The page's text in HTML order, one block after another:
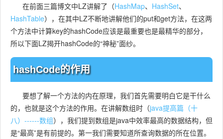
在前面三篇博文中LZ讲解了（HashMap、 HashSet、
HashTable），在其中LZ不断地讲解他们的put和get方法，在这两
个方法中计算key的hashCode应该是最重要也是最精华的部分，
所以下面LZ揭开hashCode的“神秘”面纱。
hashCode的作用
要想了解一个方法的内在原理，我们首先需要明白它是干什么
的，也就是这个方法的作用。在讲解数组时（java提高篇（十
八）------数组），我们提到数组是java中效率最高的数据结构，但
是“最高”是有前提的。第一我们需要知道所查询数据的所在位置。